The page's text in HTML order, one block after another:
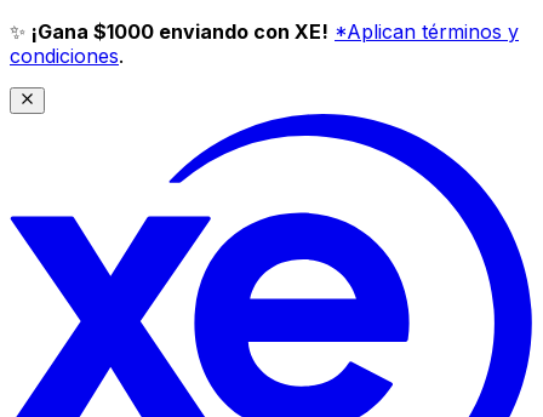
✨ ¡Gana $1000 enviando con XE! *Aplican términos y
condiciones.